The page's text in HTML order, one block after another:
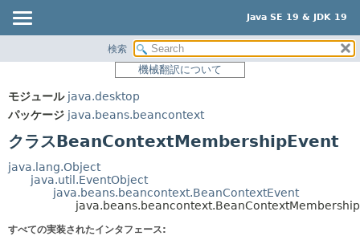
Java SE 19 & JDK 19
パッケージ
使用
ツリー
プレビュー
新規
サマリー:
ネスト済
メソッド
フィールド
検索
機械翻訳について
モジュール java.desktop
パッケージ java.beans.beancontext
クラスBeanContextMembershipEvent
java.lang.Object
java.util.EventObject
java.beans.beancontext.BeanContextEvent
すべての実装されたインタフェース: